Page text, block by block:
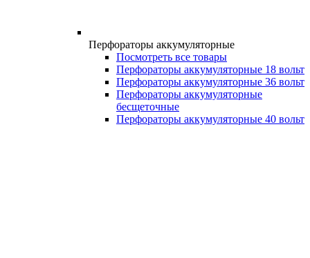
Перфораторы аккумуляторные
Посмотреть все товары
Перфораторы аккумуляторные 18 вольт
Перфораторы аккумуляторные 36 вольт
Перфораторы аккумуляторные
бесщеточные
Перфораторы аккумуляторные 40 вольт